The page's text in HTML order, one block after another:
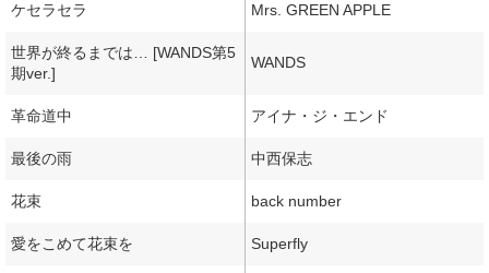
ケセラセラ Mrs. GREEN APPLE
世界が終るまでは… [WANDS第5
期ver.]
WANDS
革命道中 アイナ・ジ・エンド
最後の雨 中西保志
花束 back number
愛をこめて花束を Superfly